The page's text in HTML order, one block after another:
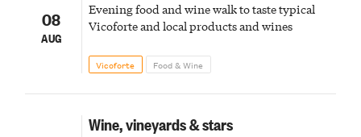
08
AUG
Evening food and wine walk to taste typical
Vicoforte and local products and wines
Vicoforte Food & Wine
Wine, vineyards & stars